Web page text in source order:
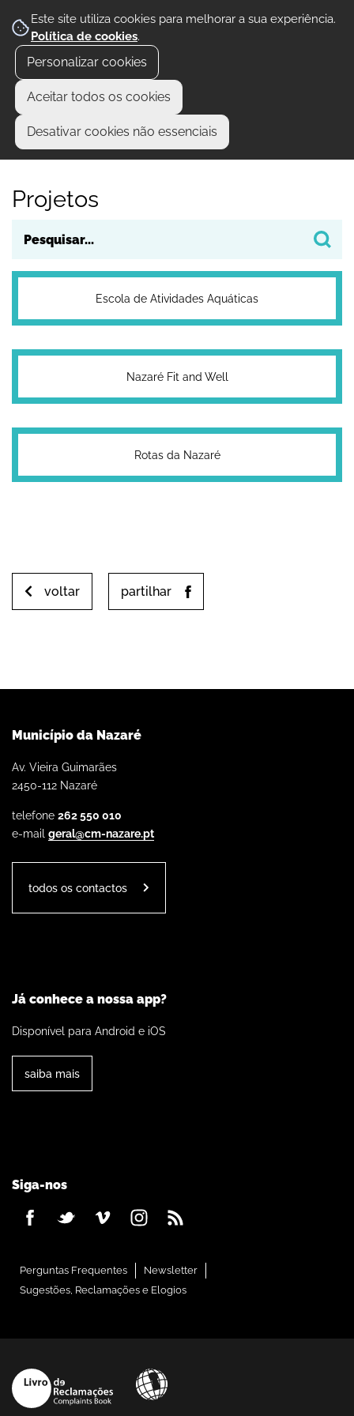
Este site utiliza cookies para melhorar a sua experiência.
Política de cookies.
Personalizar cookies
Aceitar todos os cookies
Desativar cookies não essenciais
Projetos
Escola de Atividades Aquáticas
Nazaré Fit and Well
Rotas da Nazaré
voltar partilhar
Município da Nazaré
Av. Vieira Guimarães
2450-112 Nazaré
telefone 262 550 010
e-mail geral@cm-nazare.pt
todos os contactos
Já conhece a nossa app?
Disponível para Android e iOS
saiba mais
Siga-nos
Perguntas Frequentes
Newsletter
Sugestões, Reclamações e Elogios